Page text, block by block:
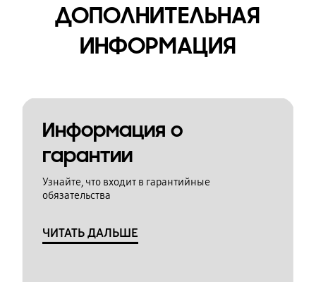
ДОПОЛНИТЕЛЬНАЯ
ИНФОРМАЦИЯ
Информация о
гарантии
Узнайте, что входит в гарантийные
обязательства
ЧИТАТЬ ДАЛЬШЕ